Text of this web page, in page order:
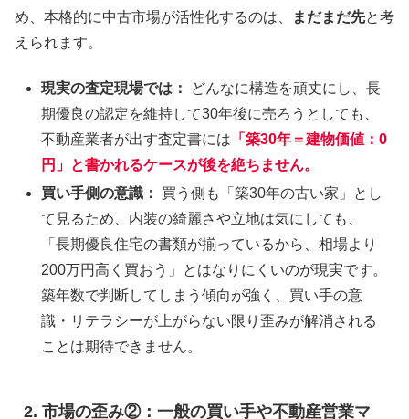
め、本格的に中古市場が活性化するのは、
まだまだ先と考
えられます。
現実の査定現場では：
どんなに構造を頑丈にし、長
期優良の認定を維持して30年後に売ろうとしても、
不動産業者が出す査定書には 「築30年＝建物価値：0
円」と書かれるケースが後を絶ちません。
買い手側の意識：
買う側も「築30年の古い家」とし
て見るため、内装の綺麗さや立地は気にしても、
「長期優良住宅の書類が揃っているから、相場より
200万円高く買おう」とはなりにくいのが現実です。
築年数で判断してしまう傾向が強く、買い手の意
識・リテラシーが上がらない限り歪みが解消される
ことは期待できません。
2. 市場の歪み②：一般の買い手や不動産営業マ